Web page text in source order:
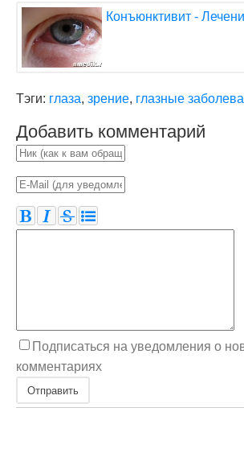
Конъюнктивит -
Тэги: глаза, зрение, глазные
Добавить комментарий
Подписаться на уведомления о
комментариях
Отправить